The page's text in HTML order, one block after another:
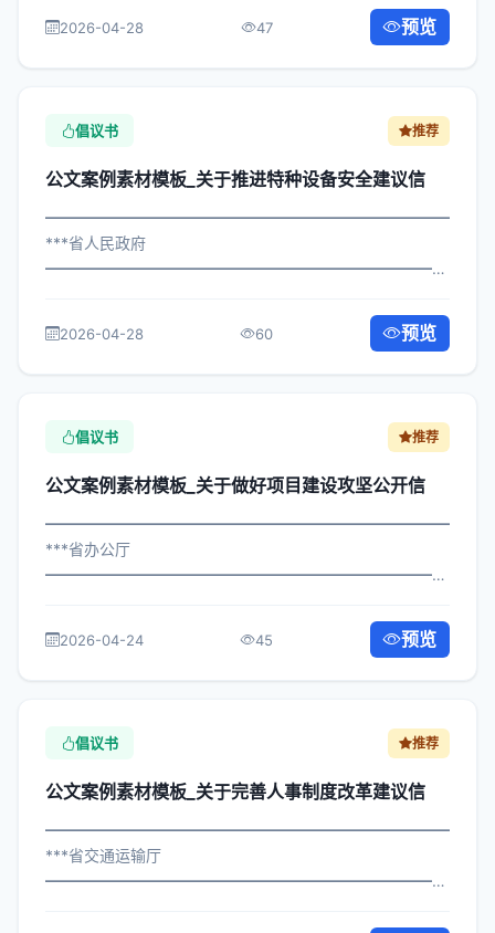
机构： 为深入贯彻落实习近平总书记关...
2026-04-28 47 预览
倡议书 推荐
公文案例素材模板_关于推进特种设备安全建议信
***省人民政府
构： 为深入贯彻落实习近平总书记关于...
2026-04-28 60 预览
倡议书 推荐
公文案例素材模板_关于做好项目建设攻坚公开信
***省办公厅
机构： 为深入贯彻落实习近平总书记关...
2026-04-24 45 预览
倡议书 推荐
公文案例素材模板_关于完善人事制度改革建议信
***省交通运输厅